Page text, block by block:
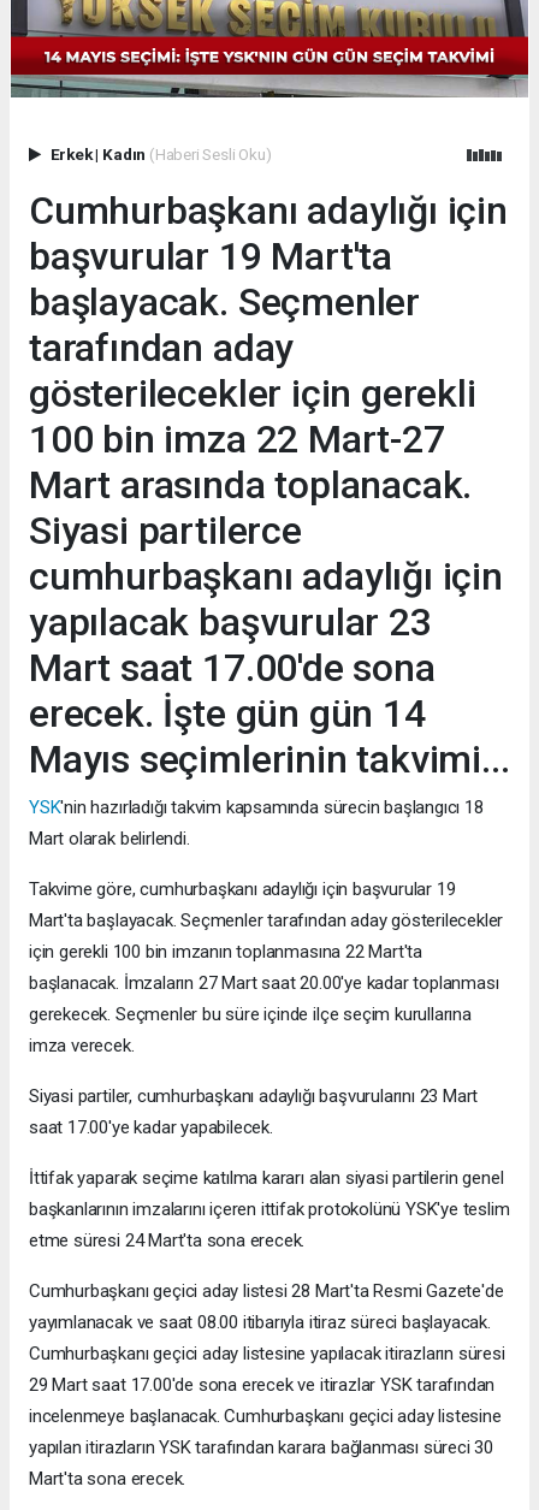
Erkek| Kadın (Haberi Sesli Oku)
Cumhurbaşkanı adaylığı için
başvurular 19 Mart'ta
başlayacak. Seçmenler
tarafından aday
gösterilecekler için gerekli
100 bin imza 22 Mart-27
Mart arasında toplanacak.
Siyasi partilerce
cumhurbaşkanı adaylığı için
yapılacak başvurular 23
Mart saat 17.00'de sona
erecek. İşte gün gün 14
Mayıs seçimlerinin takvimi...
YSK'nin hazırladığı takvim kapsamında sürecin başlangıcı 18
Mart olarak belirlendi.
Takvime göre, cumhurbaşkanı adaylığı için başvurular 19
Mart'ta başlayacak. Seçmenler tarafından aday gösterilecekler
için gerekli 100 bin imzanın toplanmasına 22 Mart'ta
başlanacak. İmzaların 27 Mart saat 20.00'ye kadar toplanması
gerekecek. Seçmenler bu süre içinde ilçe seçim kurullarına
imza verecek.
Siyasi partiler, cumhurbaşkanı adaylığı başvurularını 23 Mart
saat 17.00'ye kadar yapabilecek.
İttifak yaparak seçime katılma kararı alan siyasi partilerin genel
başkanlarının imzalarını içeren ittifak protokolünü YSK'ye teslim
etme süresi 24 Mart'ta sona erecek.
Cumhurbaşkanı geçici aday listesi 28 Mart'ta Resmi Gazete'de
yayımlanacak ve saat 08.00 itibarıyla itiraz süreci başlayacak.
Cumhurbaşkanı geçici aday listesine yapılacak itirazların süresi
29 Mart saat 17.00'de sona erecek ve itirazlar YSK tarafından
incelenmeye başlanacak. Cumhurbaşkanı geçici aday listesine
yapılan itirazların YSK tarafından karara bağlanması süreci 30
Mart'ta sona erecek.